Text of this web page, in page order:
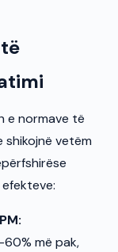
e normave të
vetëm
më pak,